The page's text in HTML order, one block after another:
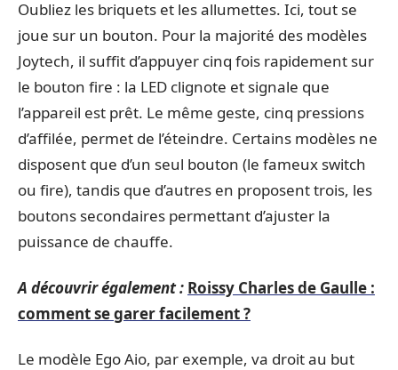
Oubliez les briquets et les allumettes. Ici, tout se
joue sur un bouton. Pour la majorité des modèles
Joytech, il suffit d’appuyer cinq fois rapidement sur
le bouton fire : la LED clignote et signale que
l’appareil est prêt. Le même geste, cinq pressions
d’affilée, permet de l’éteindre. Certains modèles ne
disposent que d’un seul bouton (le fameux switch
ou fire), tandis que d’autres en proposent trois, les
boutons secondaires permettant d’ajuster la
puissance de chauffe.
A découvrir également : Roissy Charles de Gaulle :
comment se garer facilement ?
Le modèle Ego Aio, par exemple, va droit au but